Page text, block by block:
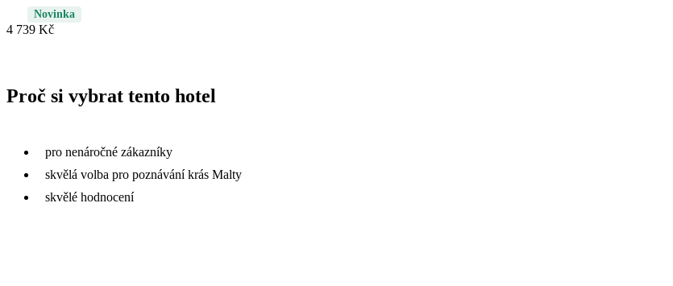
Novinka
4 739 Kč
Proč si vybrat tento hotel
pro nenáročné zákazníky
skvělá volba pro poznávání krás Malty
skvělé hodnocení